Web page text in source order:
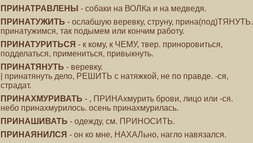
ПРИНАТРАВЛЕНЫ - собаки на ВОЛКа и на медведя.
ПРИНАТУЖИТЬ - ослабшую веревку, струну, прина(под)ТЯНУТЬ.
принатужимся, так подымем или кончим работу.
ПРИНАТУРИТЬСЯ - к кому, к ЧЕМУ, твер. приноровиться,
подделаться, примениться, привыкнуть.
ПРИНАТЯНУТЬ - веревку.
| принатянуть дело, РЕШИТЬ с натяжкой, не по правде. -ся,
страдат.
ПРИНАХМУРИВАТЬ - , ПРИНАхмурить брови, лицо или -ся.
небо принахмурилось. осень принахмурилась.
ПРИНАШИВАТЬ - одежду, см. ПРИНОСИТЬ.
ПРИНАЯНИЛСЯ - он ко мне, НАХАЛьно, нагло навязался.